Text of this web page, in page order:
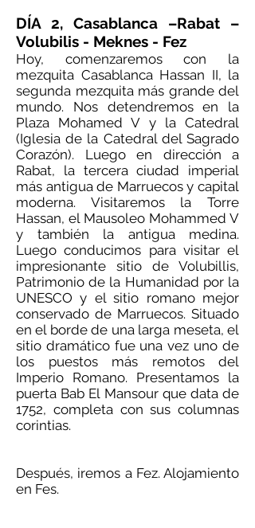
DÍA 2, Casablanca –Rabat –
Volubilis - Meknes - Fez
Hoy, comenzaremos con la
mezquita Casablanca Hassan II, la
segunda mezquita más grande del
mundo. Nos detendremos en la
Plaza Mohamed V y la Catedral
(Iglesia de la Catedral del Sagrado
Corazón). Luego en dirección a
Rabat, la tercera ciudad imperial
más antigua de Marruecos y capital
moderna. Visitaremos la Torre
Hassan, el Mausoleo Mohammed V
y también la antigua medina.
Luego conducimos para visitar el
impresionante sitio de Volubillis,
Patrimonio de la Humanidad por la
UNESCO y el sitio romano mejor
conservado de Marruecos. Situado
en el borde de una larga meseta, el
sitio dramático fue una vez uno de
los puestos más remotos del
Imperio Romano. Presentamos la
puerta Bab El Mansour que data de
1752, completa con sus columnas
corintias.
Después, iremos a Fez. Alojamiento
en Fes.